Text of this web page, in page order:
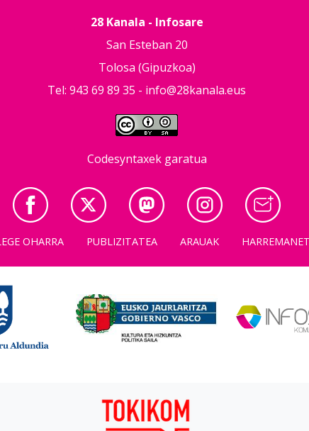
28 Kanala - Infosare
San Esteban 20
Tolosa (Gipuzkoa)
Tel: 943 69 89 35 - info@28kanala.eus
Codesyntaxek garatua
OHARRA PUBLIZITATEA ARAUAK